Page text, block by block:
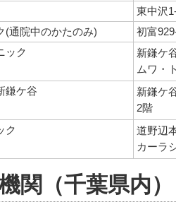
東中沢
(通院中のかたのみ)
初富
ック
新鎌ケ
ムワ・
鎌ケ谷
新鎌ケ
2階
ク
道野辺
カーラ
関（千葉県内）